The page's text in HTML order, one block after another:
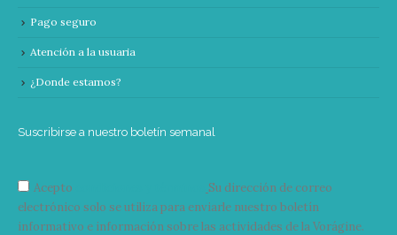
Pago seguro
Atención a la usuaria
¿Donde estamos?
Suscribirse a nuestro boletín semanal
Acepto
Su dirección de correo
electrónico solo se utiliza para enviarle nuestro boletín
informativo e información sobre las actividades de la Vorágine.